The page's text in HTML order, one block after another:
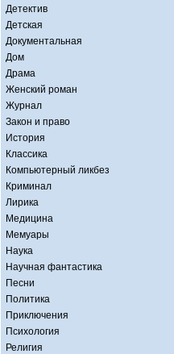
Детектив
Детская
Документальная
Дом
Драма
Женский роман
Журнал
Закон и право
История
Классика
Компьютерный ликбез
Криминал
Лирика
Медицина
Мемуары
Наука
Научная фантастика
Песни
Политика
Приключения
Психология
Религия